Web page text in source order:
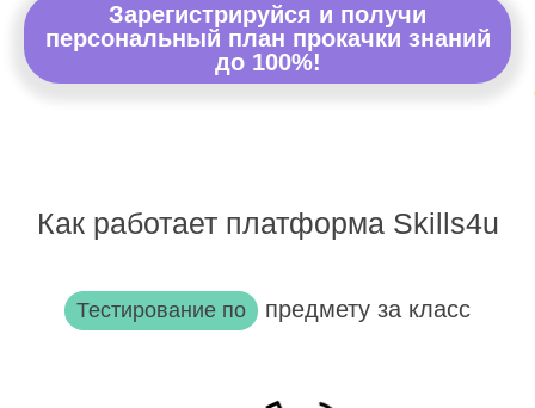
Зарегистрируйся и получи
персональный план прокачки знаний
до 100%!
Как работает платформа Skills4u
Тестирование по предмету за класс